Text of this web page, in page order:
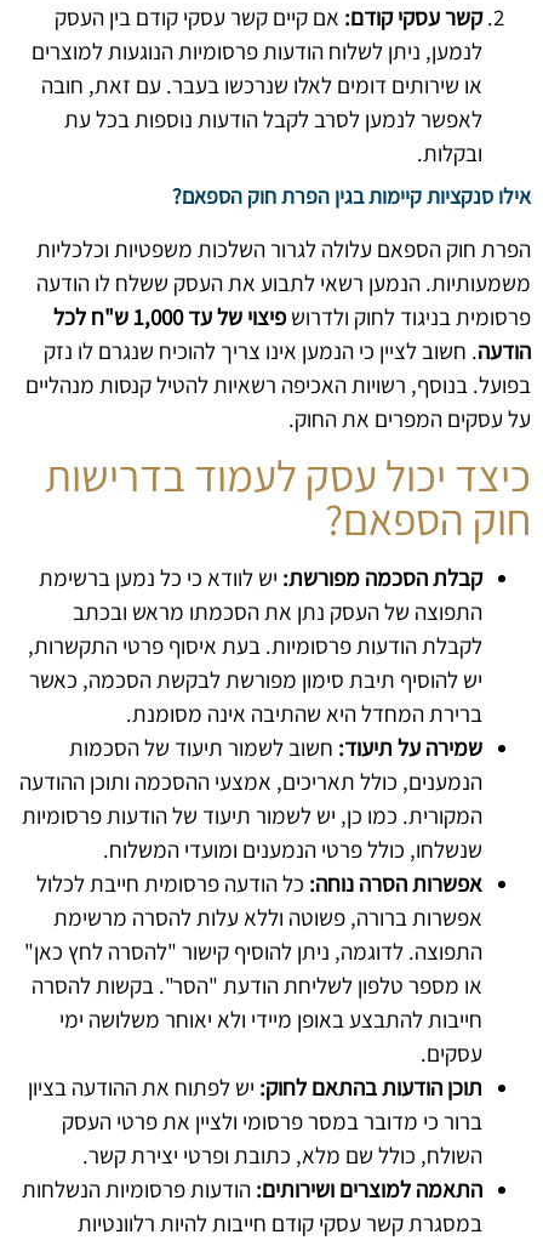
קשר עסקי קודם: אם קיים קשר עסקי קודם בין העסק
לנמען, ניתן לשלוח הודעות פרסומיות הנוגעות למוצרים
או שירותים דומים לאלו שנרכשו בעבר. עם זאת, חובה
לאפשר לנמען לסרב לקבל הודעות נוספות בכל עת
ובקלות.
אילו סנקציות קיימות בגין הפרת חוק הספאם?
הפרת חוק הספאם עלולה לגרור השלכות משפטיות וכלכליות
משמעותיות. הנמען רשאי לתבוע את העסק ששלח לו הודעה
פרסומית בניגוד לחוק ולדרוש
פיצוי של עד 1,000 ש"ח לכל
הודעה. חשוב לציין כי הנמען אינו צריך להוכיח שנגרם לו נזק
בפועל. בנוסף, רשויות האכיפה רשאיות להטיל קנסות מנהליים
על עסקים המפרים את החוק.
כיצד יכול עסק לעמוד בדרישות
חוק הספאם?
קבלת הסכמה מפורשת: יש לוודא כי כל נמען ברשימת
התפוצה של העסק נתן את הסכמתו מראש ובכתב
לקבלת הודעות פרסומיות. בעת איסוף פרטי התקשרות,
יש להוסיף תיבת סימון מפורשת לבקשת הסכמה, כאשר
ברירת המחדל היא שהתיבה אינה מסומנת.
שמירה על תיעוד: חשוב לשמור תיעוד של הסכמות
הנמענים, כולל תאריכים, אמצעי ההסכמה ותוכן ההודעה
המקורית. כמו כן, יש לשמור תיעוד של הודעות פרסומיות
שנשלחו, כולל פרטי הנמענים ומועדי המשלוח.
אפשרות הסרה נוחה: כל הודעה פרסומית חייבת לכלול
אפשרות ברורה, פשוטה וללא עלות להסרה מרשימת
התפוצה. לדוגמה, ניתן להוסיף קישור "להסרה לחץ כאן"
או מספר טלפון לשליחת הודעת "הסר". בקשות להסרה
חייבות להתבצע באופן מיידי ולא יאוחר משלושה ימי
עסקים.
תוכן הודעות בהתאם לחוק: יש לפתוח את ההודעה בציון
ברור כי מדובר במסר פרסומי ולציין את פרטי העסק
השולח, כולל שם מלא, כתובת ופרטי יצירת קשר.
התאמה למוצרים ושירותים: הודעות פרסומיות הנשלחות
במסגרת קשר עסקי קודם חייבות להיות רלוונטיות